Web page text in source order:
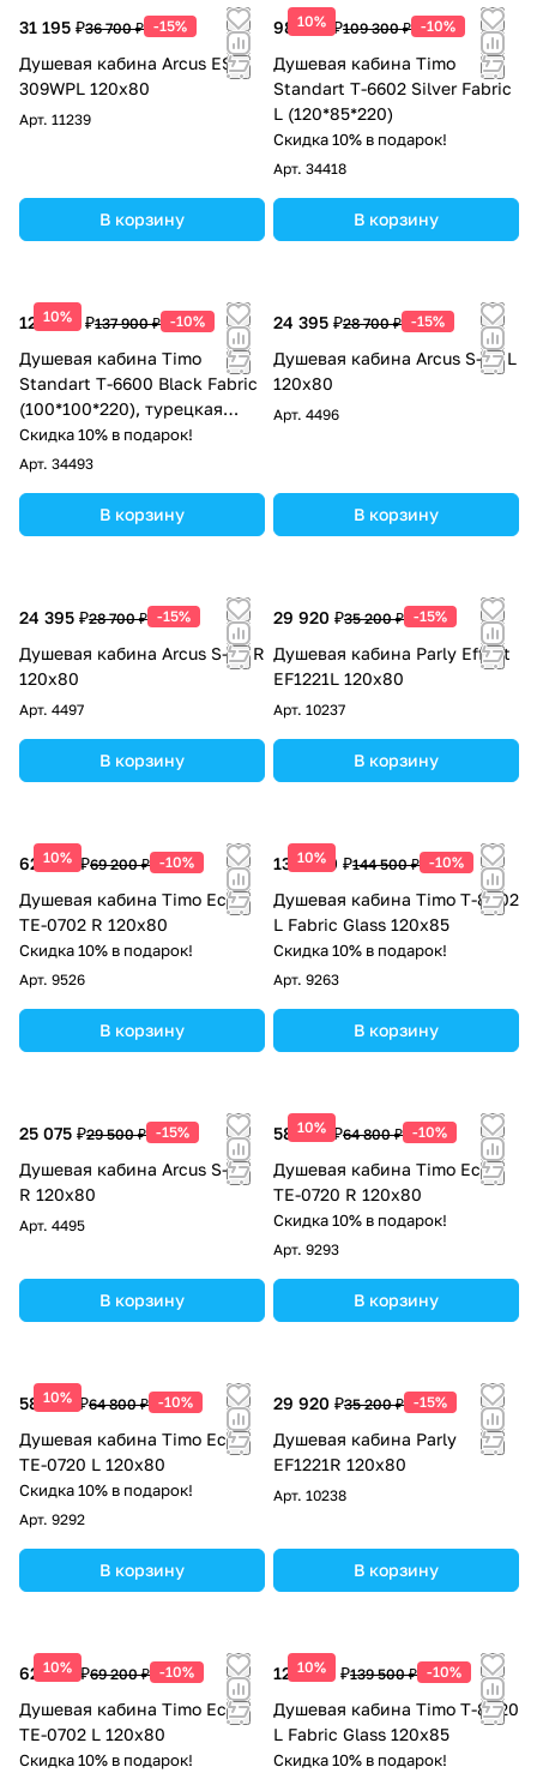
31 195 ₽36 700 ₽ -15%
Душевая кабина Arcus ES-
309WPL 120x80
Арт. 11239
В корзину
10%
98 370 ₽109 300 ₽ -10%
Душевая кабина Timo
Standart T-6602 Silver Fabric
L (120*85*220)
Скидка 10% в подарок!
Арт. 34418
В корзину
10%
124 110 ₽137 900 ₽ -10%
Душевая кабина Timo
Standart T-6600 Black Fabric
(100*100*220), турецкая
баня хамам
Скидка 10% в подарок!
Арт. 34493
В корзину
24 395 ₽28 700 ₽ -15%
Душевая кабина Arcus S-09 L
120x80
Арт. 4496
В корзину
24 395 ₽28 700 ₽ -15%
Душевая кабина Arcus S-09 R
120x80
Арт. 4497
В корзину
29 920 ₽35 200 ₽ -15%
Душевая кабина Parly Effect
EF1221L 120x80
Арт. 10237
В корзину
10%
62 280 ₽69 200 ₽ -10%
Душевая кабина Timo Eco
TE-0702 R 120х80
Скидка 10% в подарок!
Арт. 9526
В корзину
10%
130 050 ₽144 500 ₽ -10%
Душевая кабина Timo T-8802
L Fabric Glass 120х85
Скидка 10% в подарок!
Арт. 9263
В корзину
25 075 ₽29 500 ₽ -15%
Душевая кабина Arcus S-08
R 120x80
Арт. 4495
В корзину
10%
58 320 ₽64 800 ₽ -10%
Душевая кабина Timo Eco
TE-0720 R 120х80
Скидка 10% в подарок!
Арт. 9293
В корзину
10%
58 320 ₽64 800 ₽ -10%
Душевая кабина Timo Eco
TE-0720 L 120х80
Скидка 10% в подарок!
Арт. 9292
В корзину
29 920 ₽35 200 ₽ -15%
Душевая кабина Parly
EF1221R 120x80
Арт. 10238
В корзину
10%
62 280 ₽69 200 ₽ -10%
Душевая кабина Timo Eco
ТЕ-0702 L 120х80
Скидка 10% в подарок!
10%
125 550 ₽139 500 ₽ -10%
Душевая кабина Timo T-8820
L Fabric Glass 120х85
Скидка 10% в подарок!